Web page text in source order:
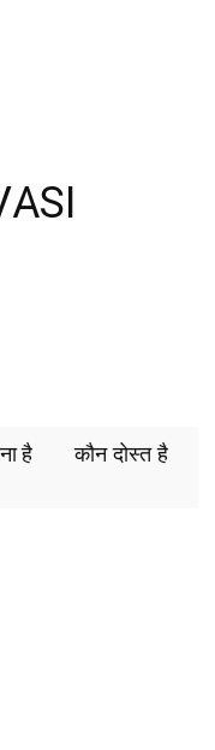
है कौन दोस्त है